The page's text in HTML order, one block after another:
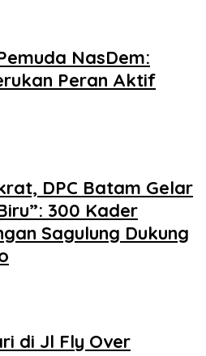
NasDem:
Peran Aktif
DPC Batam Gelar
300 Kader
Sagulung Dukung
di Jl Fly Over